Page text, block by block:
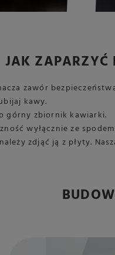
JAK
zawór
kawy.
górny zbiornik kawiarki.
wyłącznie ze
zdjąć ją z płyty.